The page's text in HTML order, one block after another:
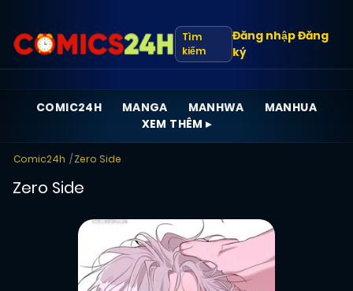
Tìm
kiếm
Đăng nhậpĐăng
ký
COMIC24H MANGA MANHWA
MANHUA
XEM THÊM ▸
Comic24h Zero Side
Zero Side